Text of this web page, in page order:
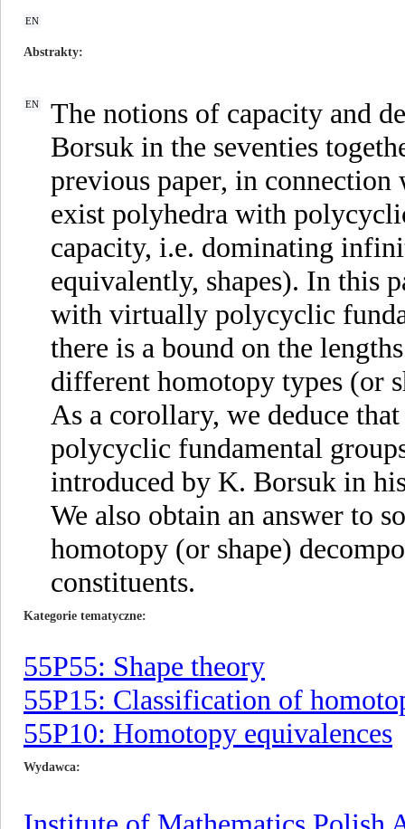
EN
Abstrakty
EN
The notions of capacity and
Borsuk in the seventies
previous paper, in
exist polyhedra with
capacity, i.e. dominating
equivalently, shapes). In this
with virtually polycyclic
there is a bound on the
different homotopy types (or
As a corollary, we deduce
polycyclic fundamental
introduced by K. Borsuk in
We also obtain an answer to
homotopy (or shape)
constituents.
Kategorie tematyczne
55P55: Shape theory
55P15: Classification of
55P10: Homotopy equivalences
Wydawca